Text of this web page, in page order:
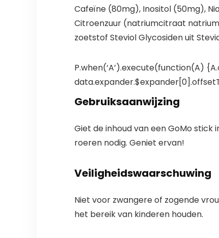
Cafeïne (80mg), Inositol (50mg),
Citroenzuur (natriumcitraat
zoetstof Steviol Glycosiden uit
P.when(‘A’).execute(function(A)
Gebruiksaanwijzing
Giet de inhoud van een GoMo stick
roeren nodig. Geniet ervan!
Veiligheidswaarschuwing
Niet voor zwangere of zogende
het bereik van kinderen houden.